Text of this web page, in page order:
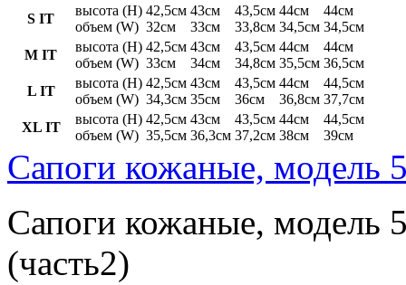
S IT
высота (H)
объем (W)
42,5см
32см
43см
33см
43,5см
33,8см
44см
34,5см
44см
34,5см
M IT
высота (H)
объем (W)
42,5см
33см
43см
34см
43,5см
34,8см
44см
35,5см
44см
36,5см
L IT
высота (H)
объем (W)
42,5см
34,3см
43см
35см
43,5см
36см
44см
36,8см
44,5см
37,7см
XL IT
высота (H)
объем (W)
42,5см
35,5см
43см
36,3см
43,5см
37,2см
44см
38см
44,5см
39см
Сапоги кожаные, модель
Сапоги кожаные, модель
(часть2)